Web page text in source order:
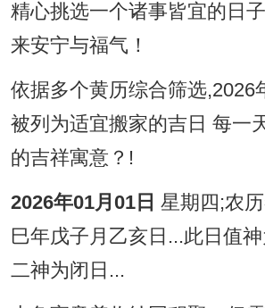
精心挑选一个诸事皆宜的日
来安宁与福气！
依据多个黄历综合筛选,2026
被列为适宜搬家的吉日 每一
的吉祥寓意？!
2026年01月01日 星期四;农
巳年戊子月乙亥日...此日值
二神为闭日...